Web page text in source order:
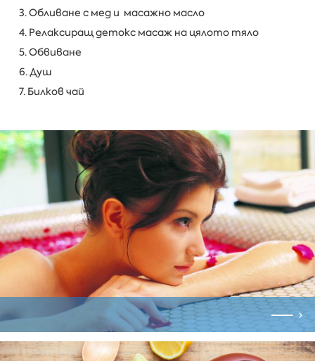
3. Обливане с мед и масажно масло
4. Релаксиращ детокс масаж на цялото тяло
5. Обвиване
6. Душ
7. Билков чай